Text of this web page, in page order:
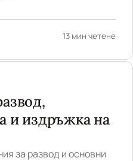
13 мин четене
и издръжка на
за развод и основни